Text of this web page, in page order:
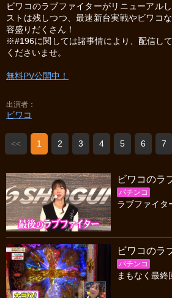
ビワコのラブファイターがリニューアル
ストは残しつつ、最速新台実戦やビワコ
容盛りだくさん！
※#196に関しては諸事情により、配信し
くださいませ。
無料PV公開中！
出演者
ビワコ
<< 1 2 3 4 5 6 7
ビワコのラ
パチンコ
ビワコのラ
パチンコ